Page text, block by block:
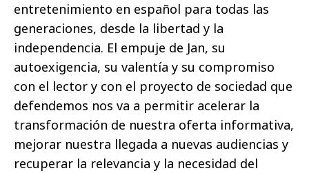
entretenimiento en español para todas las
generaciones, desde la libertad y la
independencia. El empuje de Jan, su
autoexigencia, su valentía y su compromiso
con el lector y con el proyecto de sociedad que
defendemos nos va a permitir acelerar la
transformación de nuestra oferta informativa,
mejorar nuestra llegada a nuevas audiencias y
recuperar la relevancia y la necesidad del